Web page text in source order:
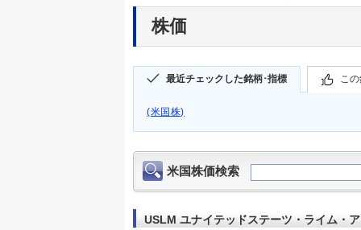
株価
最近チェックした銘柄･指標 こ
(米国株)